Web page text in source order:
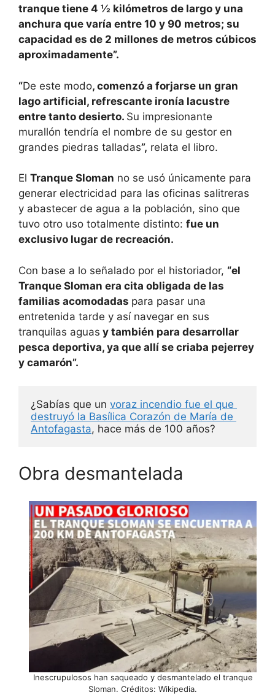
tranque tiene 4 ½ kilómetros de largo y una
anchura que varía entre 10 y 90 metros; su
capacidad es de 2 millones de metros cúbicos
aproximadamente”.
“De este modo, comenzó a forjarse un gran
lago artificial, refrescante ironía lacustre
entre tanto desierto. Su impresionante
murallón tendría el nombre de su gestor en
grandes piedras talladas”, relata el libro.
El Tranque Sloman no se usó únicamente para
generar electricidad para las oficinas salitreras
y abastecer de agua a la población, sino que
tuvo otro uso totalmente distinto: fue un
exclusivo lugar de recreación.
Con base a lo señalado por el historiador, “el
Tranque Sloman era cita obligada de las
familias acomodadas para pasar una
entretenida tarde y así navegar en sus
tranquilas aguas y también para desarrollar
pesca deportiva, ya que allí se criaba pejerrey
y camarón”.
¿Sabías que un voraz incendio fue el que
destruyó la Basílica Corazón de María de
Antofagasta, hace más de 100 años?
Obra desmantelada
Inescrupulosos han saqueado y desmantelado el tranque
Sloman. Créditos: Wikipedia.